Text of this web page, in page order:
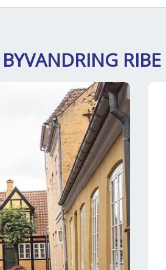
BYVANDRING RIBE